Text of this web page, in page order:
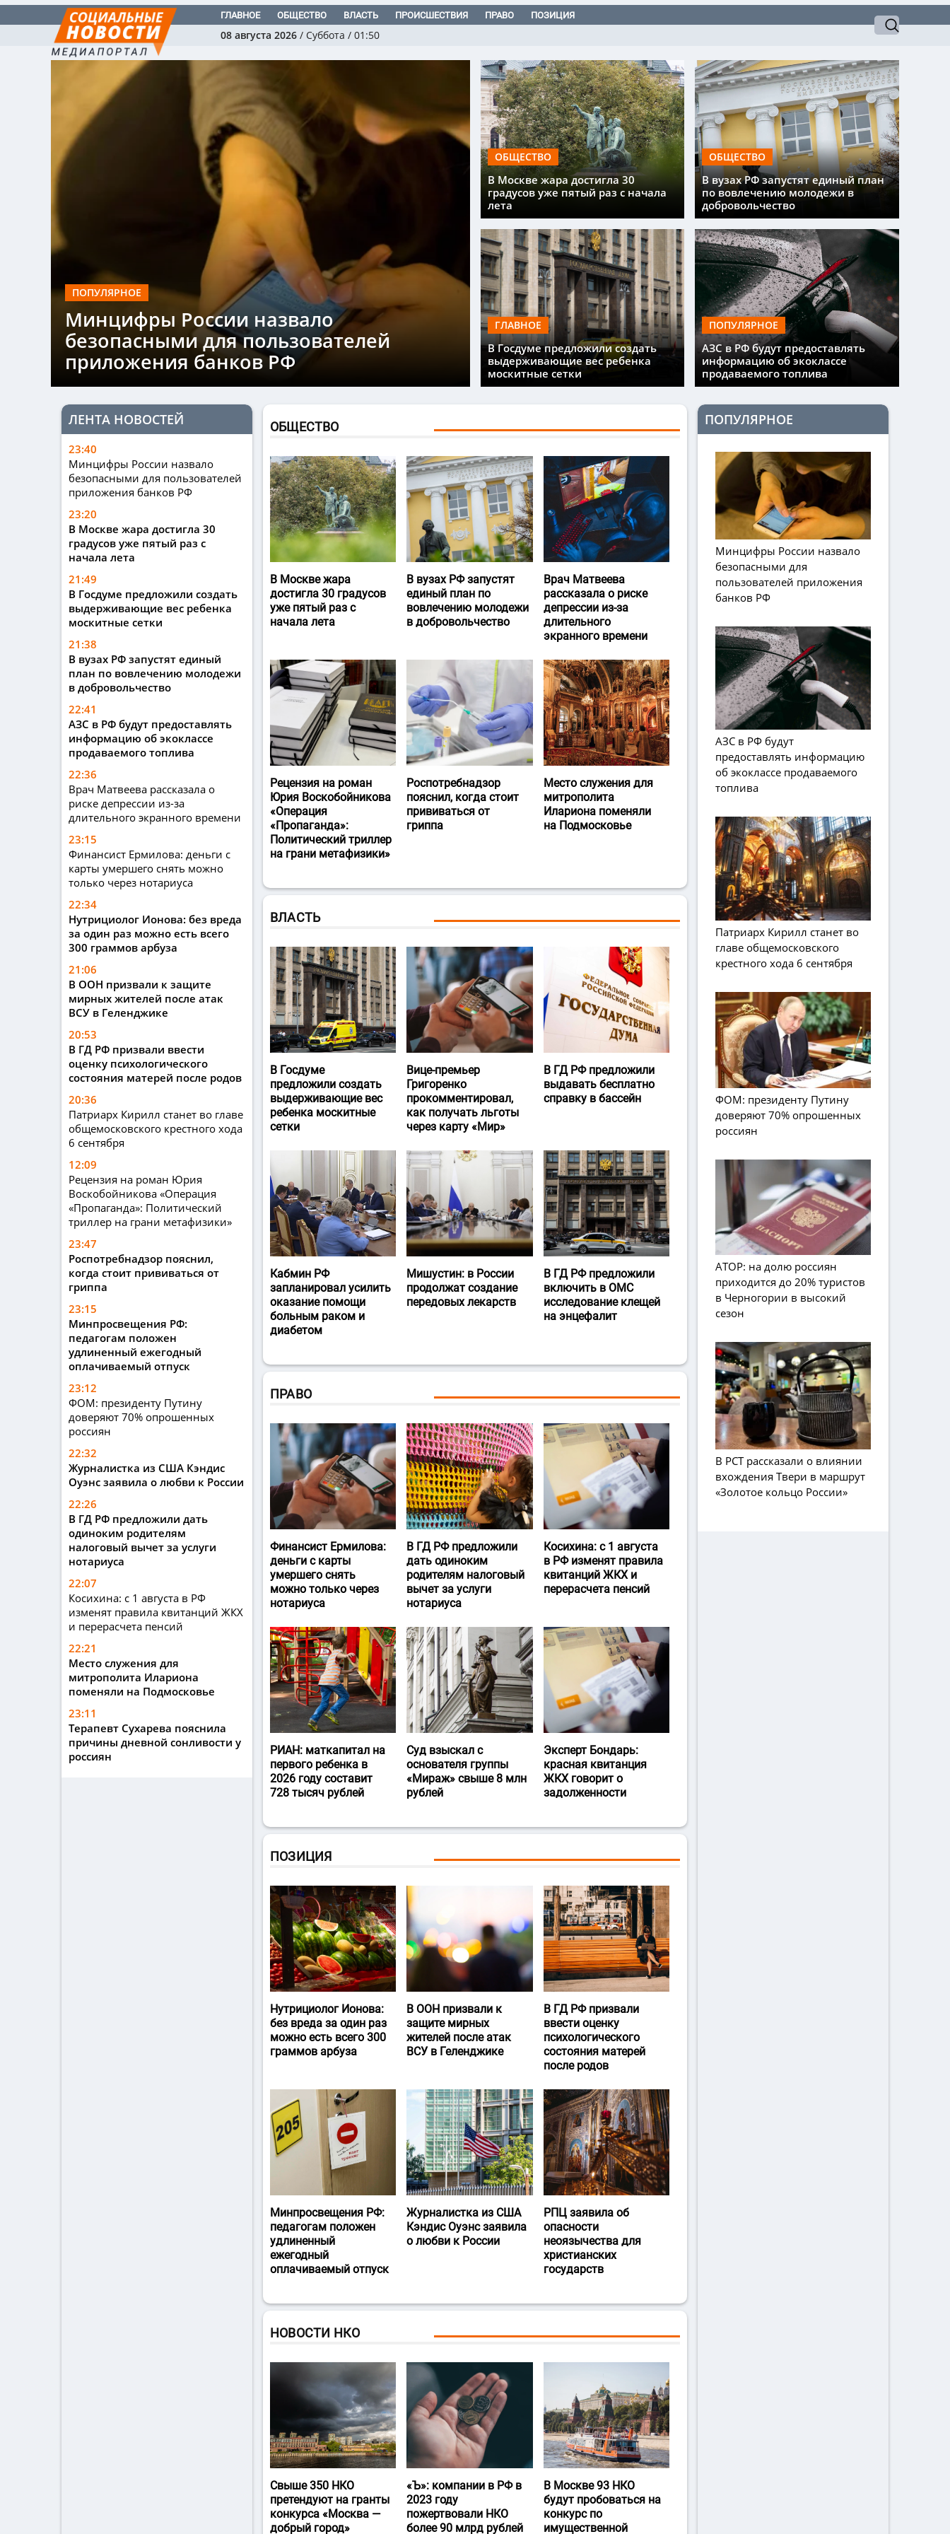
ГЛАВНОЕ ОБЩЕСТВО ВЛАСТЬ ПРОИСШЕСТВИЯ ПРАВО ПОЗИЦИЯ
08 августа 2026 / Суббота / 01:50
ПОПУЛЯРНОЕ
Минцифры России назвало
безопасными для пользователей
приложения банков РФ
ОБЩЕСТВО
В Москве жара достигла 30
градусов уже пятый раз с начала
лета
ГЛАВНОЕ
В Госдуме предложили создать
выдерживающие вес ребенка
москитные сетки
ОБЩЕСТВО
В вузах РФ запустят единый план
по вовлечению молодежи в
добровольчество
ПОПУЛЯРНОЕ
АЗС в РФ будут предоставлять
информацию об экоклассе
продаваемого топлива
ЛЕНТА НОВОСТЕЙ
23:40
Минцифры России назвало
безопасными для пользователей
приложения банков РФ
23:20
В Москве жара достигла 30
градусов уже пятый раз с
начала лета
21:49
В Госдуме предложили создать
выдерживающие вес ребенка
москитные сетки
21:38
В вузах РФ запустят единый
план по вовлечению молодежи
в добровольчество
22:41
АЗС в РФ будут предоставлять
информацию об экоклассе
продаваемого топлива
22:36
Врач Матвеева рассказала о
риске депрессии из-за
длительного экранного времени
23:15
Финансист Ермилова: деньги с
карты умершего снять можно
только через нотариуса
22:34
Нутрициолог Ионова: без вреда
за один раз можно есть всего
300 граммов арбуза
21:06
В ООН призвали к защите
мирных жителей после атак
ВСУ в Геленджике
20:53
В ГД РФ призвали ввести
оценку психологического
состояния матерей после родов
20:36
Патриарх Кирилл станет во главе
общемосковского крестного хода
6 сентября
12:09
Рецензия на роман Юрия
Воскобойникова «Операция
«Пропаганда»: Политический
триллер на грани метафизики»
23:47
Роспотребнадзор пояснил,
когда стоит прививаться от
гриппа
23:15
Минпросвещения РФ:
педагогам положен
удлиненный ежегодный
оплачиваемый отпуск
23:12
ФОМ: президенту Путину
доверяют 70% опрошенных
россиян
22:32
Журналистка из США Кэндис
Оуэнс заявила о любви к России
22:26
В ГД РФ предложили дать
одиноким родителям
налоговый вычет за услуги
нотариуса
22:07
Косихина: с 1 августа в РФ
изменят правила квитанций ЖКХ
и перерасчета пенсий
22:21
Место служения для
митрополита Илариона
поменяли на Подмосковье
23:11
Терапевт Сухарева пояснила
причины дневной сонливости у
россиян
ОБЩЕСТВО
В Москве жара
достигла 30 градусов
уже пятый раз с
начала лета
В вузах РФ запустят
единый план по
вовлечению молодежи
в добровольчество
Врач Матвеева
рассказала о риске
депрессии из-за
длительного
экранного времени
Рецензия на роман
Юрия Воскобойникова
«Операция
«Пропаганда»:
Политический триллер
на грани метафизики»
Роспотребнадзор
пояснил, когда стоит
прививаться от
гриппа
Место служения для
митрополита
Илариона поменяли
на Подмосковье
ВЛАСТЬ
В Госдуме
предложили создать
выдерживающие вес
ребенка москитные
сетки
Вице-премьер
Григоренко
прокомментировал,
как получать льготы
через карту «Мир»
В ГД РФ предложили
выдавать бесплатно
справку в бассейн
Кабмин РФ
запланировал усилить
оказание помощи
больным раком и
диабетом
Мишустин: в России
продолжат создание
передовых лекарств
В ГД РФ предложили
включить в ОМС
исследование клещей
на энцефалит
ПРАВО
Финансист Ермилова:
деньги с карты
умершего снять
можно только через
нотариуса
В ГД РФ предложили
дать одиноким
родителям налоговый
вычет за услуги
нотариуса
Косихина: с 1 августа
в РФ изменят правила
квитанций ЖКХ и
перерасчета пенсий
РИАН: маткапитал на
первого ребенка в
2026 году составит
728 тысяч рублей
Суд взыскал с
основателя группы
«Мираж» свыше 8 млн
рублей
Эксперт Бондарь:
красная квитанция
ЖКХ говорит о
задолженности
ПОЗИЦИЯ
Нутрициолог Ионова:
без вреда за один раз
можно есть всего 300
граммов арбуза
В ООН призвали к
защите мирных
жителей после атак
ВСУ в Геленджике
В ГД РФ призвали
ввести оценку
психологического
состояния матерей
после родов
Минпросвещения РФ:
педагогам положен
удлиненный
ежегодный
оплачиваемый отпуск
Журналистка из США
Кэндис Оуэнс заявила
о любви к России
РПЦ заявила об
опасности
неоязычества для
христианских
государств
НОВОСТИ НКО
Свыше 350 НКО
претендуют на гранты
конкурса «Москва —
добрый город»
«Ъ‎»: компании в РФ в
2023 году
пожертвовали НКО
более 90 млрд рублей
В Москве 93 НКО
будут пробоваться на
конкурс по
имущественной
ПОПУЛЯРНОЕ
Минцифры России назвало
безопасными для
пользователей приложения
банков РФ
АЗС в РФ будут
предоставлять информацию
об экоклассе продаваемого
топлива
Патриарх Кирилл станет во
главе общемосковского
крестного хода 6 сентября
ФОМ: президенту Путину
доверяют 70% опрошенных
россиян
АТОР: на долю россиян
приходится до 20% туристов
в Черногории в высокий
сезон
В РСТ рассказали о влиянии
вхождения Твери в маршрут
«Золотое кольцо России»